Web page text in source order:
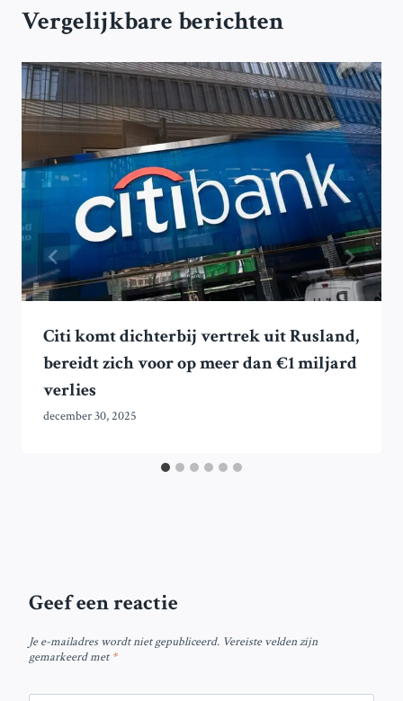
Vergelijkbare berichten
Citi komt dichterbij vertrek uit Rusland,
bereidt zich voor op meer dan €1 miljard
verlies
december 30, 2025
Geef een reactie
Je e-mailadres wordt niet gepubliceerd. Vereiste velden zijn
gemarkeerd met*